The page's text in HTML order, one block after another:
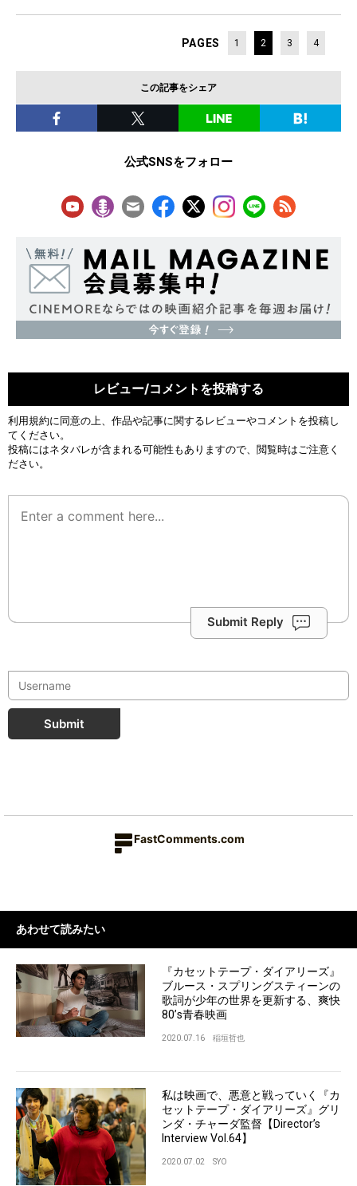
PAGES 1 2 3 4
この記事をシェア
公式SNSをフォロー
レビュー/コメントを投稿する
利用規約に同意の上、作品や記事に関するレビューやコメントを投稿し
てください。
投稿にはネタバレが含まれる可能性もありますので、閲覧時はご注意く
ださい。
Submit Reply
Submit
FastComments.com
あわせて読みたい
『カセットテープ・ダイアリーズ』
ブルース・スプリングスティーンの
歌詞が少年の世界を更新する、爽快
80’s青春映画
2020.07.16 稲垣哲也
私は映画で、悪意と戦っていく『カ
セットテープ・ダイアリーズ』グリ
ンダ・チャーダ監督【Director’s
Interview Vol.64】
2020.07.02 SYO